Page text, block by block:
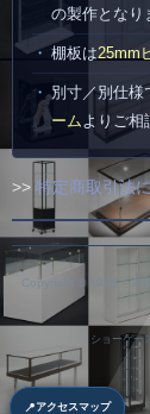
の製作となり
棚板は25mm
別寸／別仕様
ームよりご相
>> 特定商取引法
Copyright © 1998 –
ショーケー
📍 アクセスマップ